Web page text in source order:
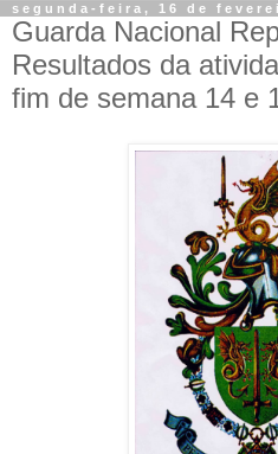
segunda-feira, 16 de
Guarda Nacional
Resultados da
fim de semana 14 e